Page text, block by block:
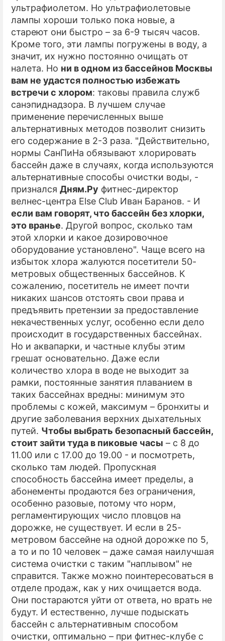
ультрафиолетом. Но ультрафиолетовые
лампы хороши только пока новые, а
стареют они быстро – за 6-9 тысяч часов.
Кроме того, эти лампы погружены в воду, а
значит, их нужно постоянно очищать от
налета. Но ни в одном из бассейнов Москвы
вам не удастся полностью избежать
встречи с хлором: таковы правила служб
санэпиднадзора. В лучшем случае
применение перечисленных выше
альтернативных методов позволит снизить
его содержание в 2-3 раза. "Действительно,
нормы СанПиНа обязывают хлорировать
бассейн даже в случаях, когда используются
альтернативные способы очистки воды, -
признался Дням.Ру фитнес-директор
велнеc-центра Else Club Иван Баранов. - И
если вам говорят, что бассейн без хлорки,
это вранье. Другой вопрос, сколько там
этой хлорки и какое дозировочное
оборудование установлено". Чаще всего на
избыток хлора жалуются посетители 50-
метровых общественных бассейнов. К
сожалению, посетитель не имеет почти
никаких шансов отстоять свои права и
предъявить претензии за предоставление
некачественных услуг, особенно если дело
происходит в государственных бассейнах.
Но и аквапарки, и частные клубы этим
грешат основательно. Даже если
количество хлора в воде не выходит за
рамки, постоянные занятия плаванием в
таких бассейнах вредны: минимум это
проблемы с кожей, максимум – бронхиты и
другие заболевания верхних дыхательных
путей. Чтобы выбрать безопасный бассейн,
стоит зайти туда в пиковые часы – с 8 до
11.00 или с 17.00 до 19.00 - и посмотреть,
сколько там людей. Пропускная
способность бассейна имеет пределы, а
абонементы продаются без ограничения,
особенно разовые, потому что норм,
регламентирующих число пловцов на
дорожке, не существует. И если в 25-
метровом бассейне на одной дорожке по 5,
а то и по 10 человек – даже самая наилучшая
система очистки с таким "наплывом" не
справится. Также можно поинтересоваться в
отделе продаж, как у них очищается вода.
Они постараются уйти от ответа, но врать не
будут. И естественно, лучше подыскать
бассейн с альтернативным способом
очистки, оптимально – при фитнес-клубе с